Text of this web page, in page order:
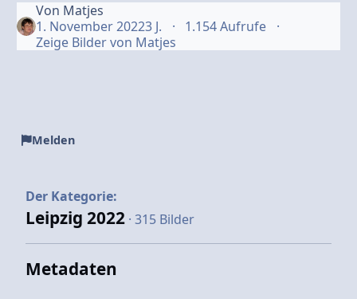
Von Matjes
1. November 20223 J.
1.154 Aufrufe
Zeige Bilder von Matjes
Melden
Der Kategorie:
Leipzig 2022 · 315 Bilder
Metadaten